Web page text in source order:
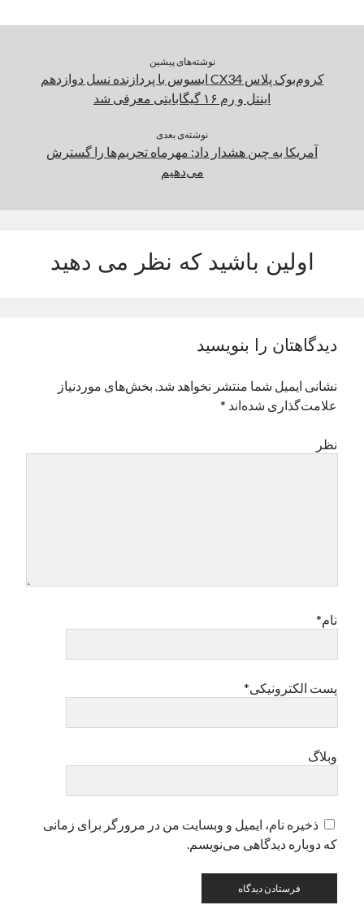
نوشته‌های پیشین
کروم‌بوک پلاس CX34 ایسوس با پردازنده نسل دوازدهم
اینتل و رم ۱۶ گیگابایتی معرفی شد
نوشته‌ی بعدی
آمریکا به چین هشدار داد: مهرماه تحریم‌ها را گسترش
می‌دهیم
اولین باشید که نظر می دهید
دیدگاهتان را بنویسید
نشانی ایمیل شما منتشر نخواهد شد. بخش‌های موردنیاز
علامت‌گذاری شده‌اند *
نظر
نام*
پست الکترونیکی*
وبلاگ
ذخیره نام، ایمیل و وبسایت من در مرورگر برای زمانی
که دوباره دیدگاهی می‌نویسم.